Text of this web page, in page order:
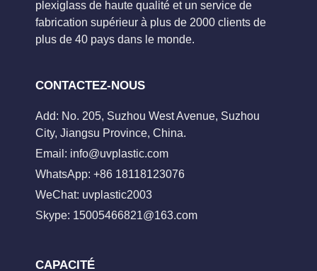
plexiglass de haute qualité et un service de
fabrication supérieur à plus de 2000 clients de
plus de 40 pays dans le monde.
CONTACTEZ-NOUS
Add: No. 205, Suzhou West Avenue, Suzhou
City, Jiangsu Province, China.
Email: info@uvplastic.com
WhatsApp: +86 18118123076
WeChat: uvplastic2003
Skype: 15005466821@163.com
CAPACITÉ